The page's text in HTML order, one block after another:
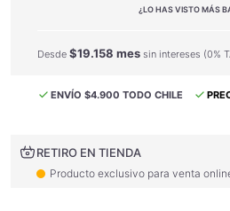
¿LO HAS VISTO MÁS
Desde $19.158 mes sin intereses (0%
ENVÍO $4.900 TODO CHILE
RETIRO EN TIENDA
Producto exclusivo para venta